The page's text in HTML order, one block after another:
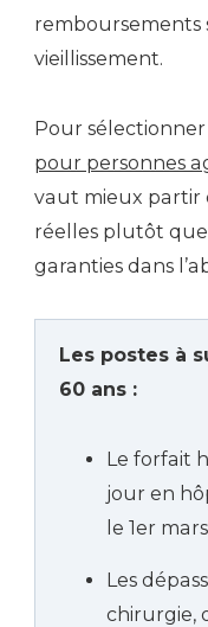
remboursements
vieillissement.
Pour
pour personnes
vaut mieux partir
réelles plutôt
garanties dans
Les postes à
60 ans :
Le forfait
jour en
le 1er
Les
chirurgie,